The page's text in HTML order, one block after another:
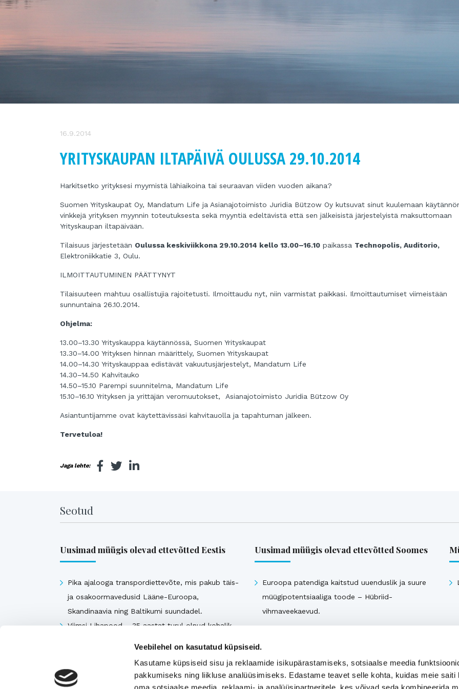
Veebilehel on kasutatud küpsiseid.
Kasutame küpsiseid sisu ja reklaamide isikupärastamiseks, sotsiaalse meedia
pakkumiseks ning liikluse analüüsimiseks. Edastame teavet selle kohta, kuidas meie saiti
16.9.2014
YRITYSKAUPAN ILTAPÄIVÄ OULUSSA 29.10.2014
Harkitsetko yrityksesi myymistä lähiaikoina tai seuraavan viiden vuoden aikana?
Suomen Yrityskaupat Oy, Mandatum Life ja Asianajotoimisto Juridia Bützow Oy kutsuvat sinut kuulemaan
vinkkejä yrityksen myynnin toteutuksesta sekä myyntiä edeltävistä että sen jälkeisistä järjestelyistä maksuttomaan
Yrityskaupan iltapäivään.
Tilaisuus järjestetään Oulussa keskiviikkona 29.10.2014 kello 13.00–16.10 paikassa Technopolis, Auditorio,
Elektroniikkatie 3, Oulu.
ILMOITTAUTUMINEN PÄÄTTYNYT
Tilaisuuteen mahtuu osallistujia rajoitetusti. Ilmoittaudu nyt, niin varmistat paikkasi. Ilmoittautumiset viimeistään
sunnuntaina 26.10.2014.
Ohjelma:
13.00–13.30 Yrityskauppa käytännössä, Suomen Yrityskaupat
13.30–14.00 Yrityksen hinnan määrittely, Suomen Yrityskaupat
14.00–14.30 Yrityskauppaa edistävät vakuutusjärjestelyt, Mandatum Life
14.30–14.50 Kahvitauko
14.50–15.10 Parempi suunnitelma, Mandatum Life
15.10–16.10 Yrityksen ja yrittäjän veromuutokset, Asianajotoimisto Juridia Bützow Oy
Asiantuntijamme ovat käytettävissäsi kahvitauolla ja tapahtuman jälkeen.
Tervetuloa!
Jaga lehte:
Seotud
Uusimad müügis olevad ettevõtted Eestis
Pika ajalooga transpordiettevõte, mis pakub täis-
ja osakoormavedusid Lääne-Euroopa,
Skandinaavia ning Baltikumi suundadel.
Viimsi Lihapood – 35 aastat turul olnud kohalik
ainulaadseid naisterõivaid.
Tugeva turupositsiooniga 3D printimise ja
Uusimad müügis olevad ettevõtted Soomes
Euroopa patendiga kaitstud uuenduslik ja suure
müügipotentsiaaliga toode – Hübriid-
vihmaveekaevud.